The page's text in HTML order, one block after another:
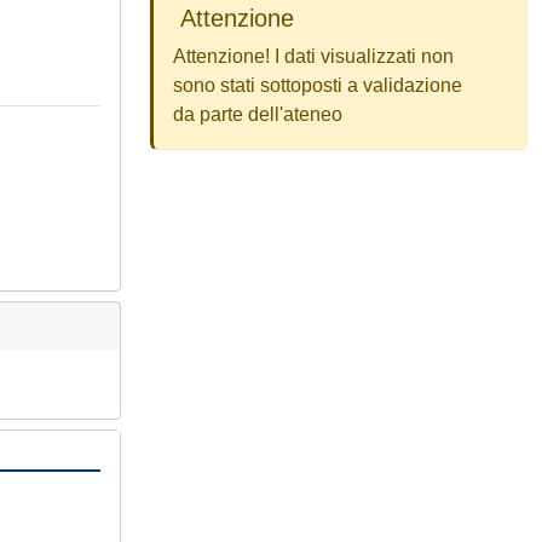
Attenzione
Attenzione! I dati visualizzati non
sono stati sottoposti a validazione
da parte dell'ateneo